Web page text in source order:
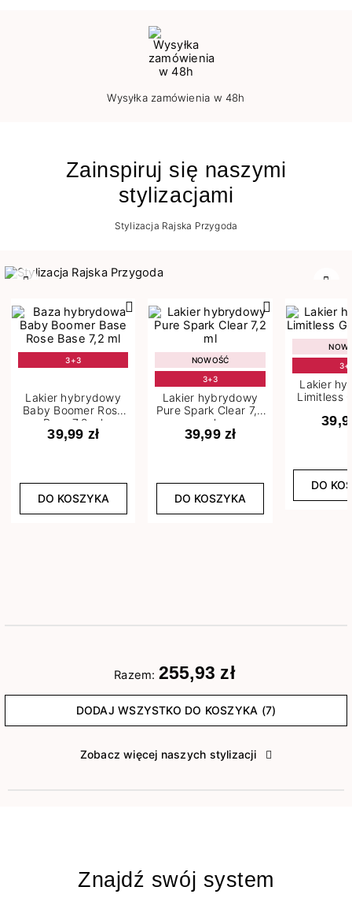
Wysyłka zamówienia w 48h
Zainspiruj się naszymi
stylizacjami
Stylizacja Rajska Przygoda
3+3
Lakier hybrydowy
Baby Boomer Rose
Base 7,2 ml
39,99 zł
DO KOSZYKA
NOWOŚĆ
3+3
Lakier hybrydowy
Pure Spark Clear 7,2
ml
39,99 zł
DO KOSZYKA
Lakier
Limitless
DO
Razem: 255,93 zł
DODAJ WSZYSTKO DO KOSZYKA (7)
Zobacz więcej naszych stylizacji
Znajdź swój system